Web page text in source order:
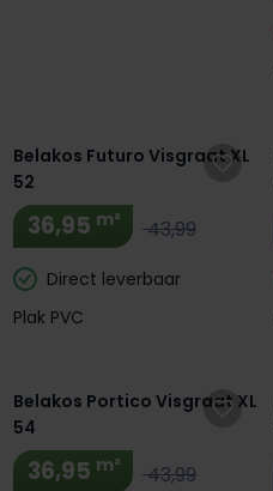
Belakos Futuro Visgraat XL
52
36,95 m² 43,99
Direct leverbaar
Plak PVC
Belakos Portico Visgraat XL
54
36,95 m² 43,99